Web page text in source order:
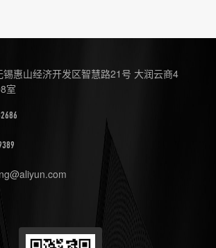
锡惠山经济开发区智慧路21号 大润云商4
室